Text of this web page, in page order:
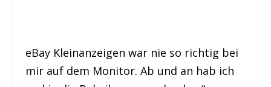
eBay Kleinanzeigen war nie so richtig bei
mir auf dem Monitor. Ab und an hab ich